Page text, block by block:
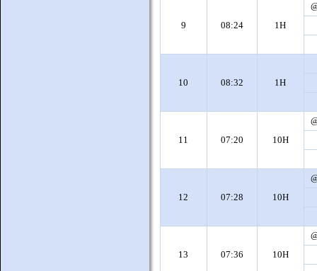
9 08:24 1H
10 08:32 1H
11 07:20 10H
12 07:28 10H
13 07:36 10H